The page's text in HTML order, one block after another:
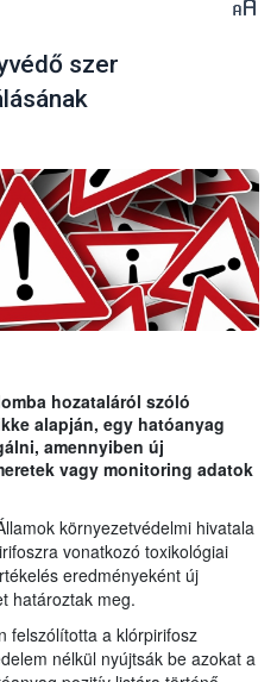
szer
hozataláról szóló
alapján, egy hatóanyag
amennyiben új
vagy monitoring adatok
környezetvédelmi hivatala
vonatkozó toxikológiai
eredményeként új
határoztak meg.
felszólította a klórpirifosz
nélkül nyújtsák be azokat a